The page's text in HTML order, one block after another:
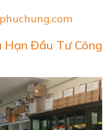
Hạn Đầu Tư Công